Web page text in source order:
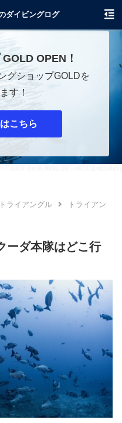
OPENします！
OPEN！
グショップGOLDを
す！
こちら
ライアングル
トライアン
ーダ本隊はどこ行
ダイビングログ